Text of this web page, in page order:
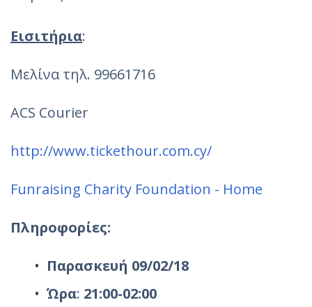
Εισιτήρια:
Μελίνα τηλ. 99661716
ACS Courier
http://www.tickethour.com.cy/
Funraising Charity Foundation - Home
Πληροφορίες:
Παρασκευή 09/02/18
Ώρα: 21:00-02:00